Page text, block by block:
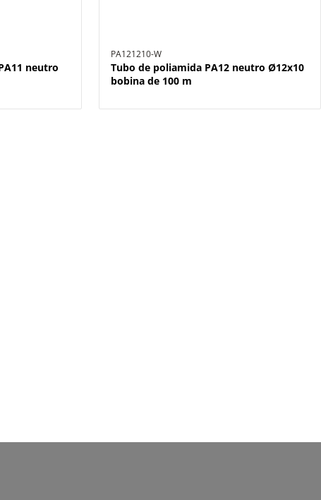
neutro
PA121210-W
Tubo de poliamida PA12 neutro Ø12x10
bobina de 100 m